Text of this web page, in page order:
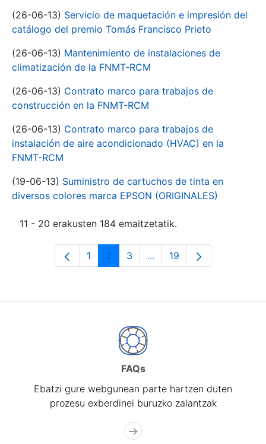
(26-06-13) Servicio de maquetación e impresión del
catálogo del premio Tomás Francisco Prieto
(26-06-13) Mantenimiento de instalaciones de
climatización de la FNMT-RCM
(26-06-13) Contrato marco para trabajos de
construcción en la FNMT-RCM
(26-06-13) Contrato marco para trabajos de
instalación de aire acondicionado (HVAC) en la
FNMT-RCM
(19-06-13) Suministro de cartuchos de tinta en
diversos colores marca EPSON (ORIGINALES)
11 - 20 erakusten 184 emaitzetatik.
Orrialdea
1 Orrialdea
2 Orrialdea
3 ...Intermediate Pages Use
Orrialdea
19
FAQs
Ebatzi gure webgunean parte hartzen duten
prozesu exberdinei buruzko zalantzak